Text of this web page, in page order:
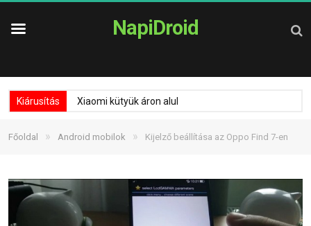
NapiDroid
Kiárusítás Xiaomi kütyük áron alul
Főoldal » Android mobilok » Kijelző beállítása az Oppo Find 7-en